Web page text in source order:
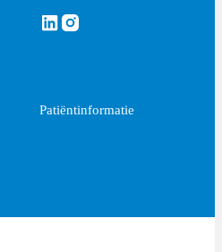
Volg ons via Linkedin
Volg ons via Instagram
Patiëntinformatie